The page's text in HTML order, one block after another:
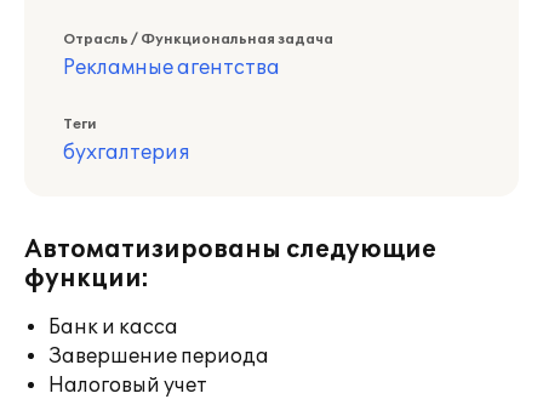
Отрасль / Функциональная задача
Рекламные агентства
Теги
бухгалтерия
Автоматизированы следующие
функции:
Банк и касса
Завершение периода
Налоговый учет